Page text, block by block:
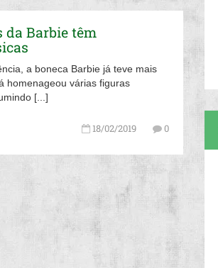
da Barbie têm
a boneca Barbie já teve mais
homenageou várias figuras
[...]
18/02/2019 0